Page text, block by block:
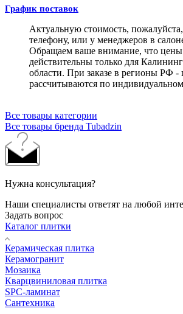
График поставок
Актуальную стоимость,
телефону, или у менеджеров в
Обращаем ваше внимание, что цены
действительны только для
области. При заказе в регионы РФ -
рассчитываются по
Все товары категории
Все товары бренда Tubadzin
Нужна консультация?
Наши специалисты ответят на любой
Задать вопрос
Каталог плитки
Керамическая плитка
Керамогранит
Мозаика
Кварцвиниловая плитка
SPC-ламинат
Сантехника